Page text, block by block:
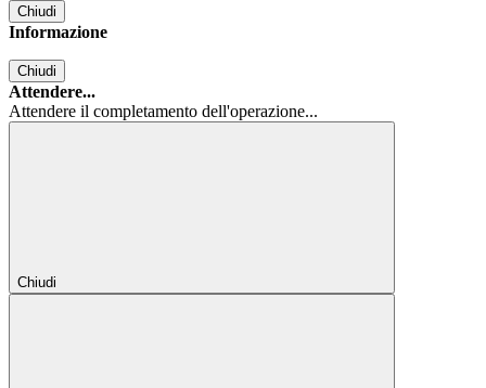
Chiudi
Informazione
Chiudi
Attendere...
Attendere il completamento dell'operazione...
Chiudi